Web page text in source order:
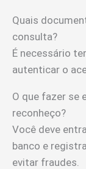
Quais
consulta?
É necessário
autenticar o
O que fazer se
reconheço?
Você deve
banco e
evitar fraudes.